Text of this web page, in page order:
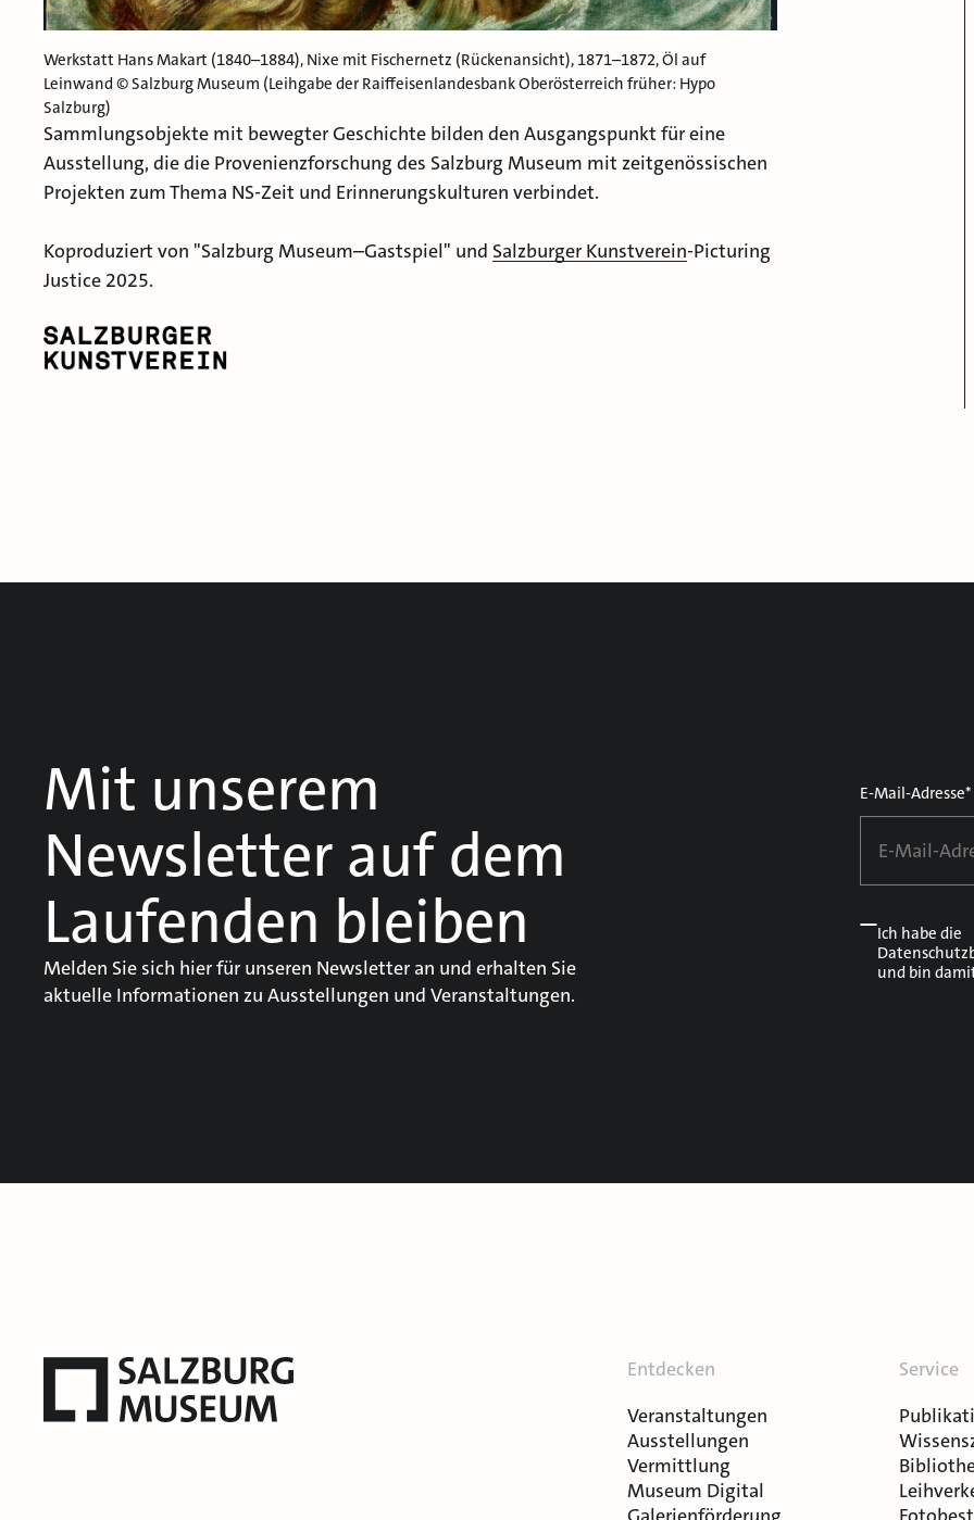
Werkstatt Hans Makart (1840–1884), Nixe mit Fischernetz (Rückenansicht), 1871–1872, Öl auf
Leinwand © Salzburg Museum (Leihgabe der Raiffeisenlandesbank Oberösterreich früher: Hypo
Salzburg)
Sammlungsobjekte mit bewegter Geschichte bilden den Ausgangspunkt für eine
Ausstellung, die die Provenienzforschung des Salzburg Museum mit zeitgenössischen
Projekten zum Thema NS-Zeit und Erinnerungskulturen verbindet.
Koproduziert von "Salzburg Museum–Gastspiel" und Salzburger Kunstverein-Picturing
Justice 2025.
Mit unserem
Newsletter auf dem
Laufenden bleiben
Melden Sie sich hier für unseren Newsletter an und erhalten Sie
aktuelle Informationen zu Ausstellungen und Veranstaltungen.
E-Mail-Adresse*
Ich habe die
und bin
Entdecken
Veranstaltungen
Ausstellungen
Vermittlung
Museum Digital
Service